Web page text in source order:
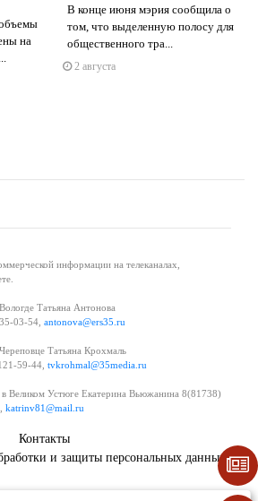
на
В конце июня мэрия сообщила о
том, что выделенную полосу для
общественного тра...
2 августа
информации на телеканалах,
Татьяна Антонова
03-54, antonova@ers35.ru
Татьяна Крохмаль
59-44, tvkrohmal@35media.ru
в Великом Устюге Екатерина Вьюжанина 8(81738)
katrinv81@mail.ru
Контакты
и защиты персональных данных